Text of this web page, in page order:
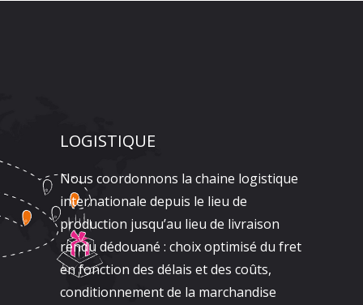
LOGISTIQUE
Nous coordonnons la chaine logistique
internationale depuis le lieu de
production jusqu’au lieu de livraison
rendu dédouané : choix optimisé du fret
en fonction des délais et des coûts,
conditionnement de la marchandise